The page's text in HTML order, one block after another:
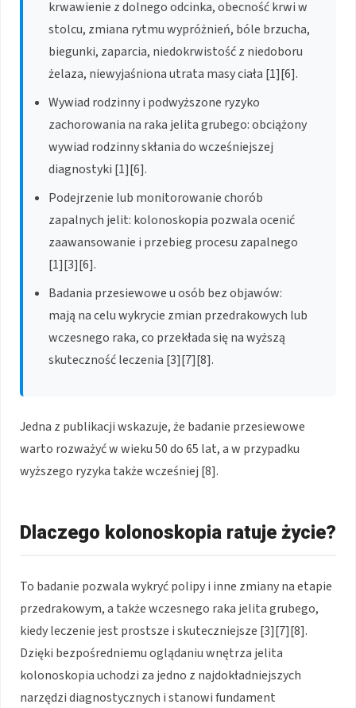
krwawienie z dolnego odcinka, obecność krwi w
stolcu, zmiana rytmu wypróżnień, bóle brzucha,
biegunki, zaparcia, niedokrwistość z niedoboru
żelaza, niewyjaśniona utrata masy ciała [1][6].
Wywiad rodzinny i podwyższone ryzyko
zachorowania na raka jelita grubego: obciążony
wywiad rodzinny skłania do wcześniejszej
diagnostyki [1][6].
Podejrzenie lub monitorowanie chorób
zapalnych jelit: kolonoskopia pozwala ocenić
zaawansowanie i przebieg procesu zapalnego
[1][3][6].
Badania przesiewowe u osób bez objawów:
mają na celu wykrycie zmian przedrakowych lub
wczesnego raka, co przekłada się na wyższą
skuteczność leczenia [3][7][8].
Jedna z publikacji wskazuje, że badanie przesiewowe
warto rozważyć w wieku 50 do 65 lat, a w przypadku
wyższego ryzyka także wcześniej [8].
Dlaczego kolonoskopia ratuje życie?
To badanie pozwala wykryć polipy i inne zmiany na etapie
przedrakowym, a także wczesnego raka jelita grubego,
kiedy leczenie jest prostsze i skuteczniejsze [3][7][8].
Dzięki bezpośredniemu oglądaniu wnętrza jelita
kolonoskopia uchodzi za jedno z najdokładniejszych
narzędzi diagnostycznych i stanowi fundament